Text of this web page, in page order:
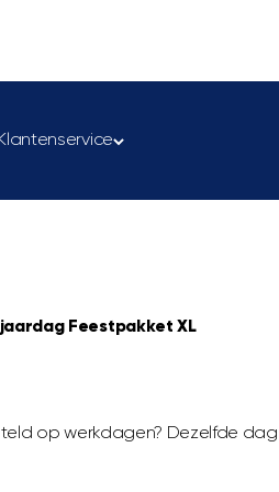
Feestpakket XL
op werkdagen? Dezelfde